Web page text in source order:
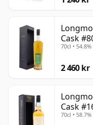
Cask
70cl • 54.8%
2 460 kr
Cask
70cl • 58.7%